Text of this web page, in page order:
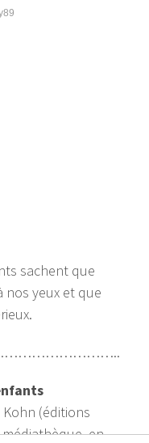
sachent que
yeux et que
Kohn (éditions
en